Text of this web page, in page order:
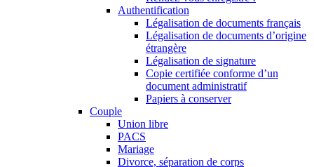
Authentification
Légalisation de documents français
Légalisation de documents d’origine
étrangère
Légalisation de signature
Copie certifiée conforme d’un
document administratif
Papiers à conserver
Couple
Union libre
PACS
Mariage
Divorce, séparation de corps